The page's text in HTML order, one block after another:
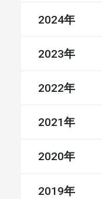
2024年
2023年
2022年
2021年
2020年
2019年